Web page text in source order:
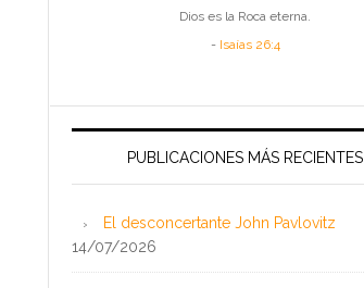
Dios es la Roca eterna.
- Isaías 26:4
PUBLICACIONES MÁS RECIENTES
El desconcertante John Pavlovitz
14/07/2026